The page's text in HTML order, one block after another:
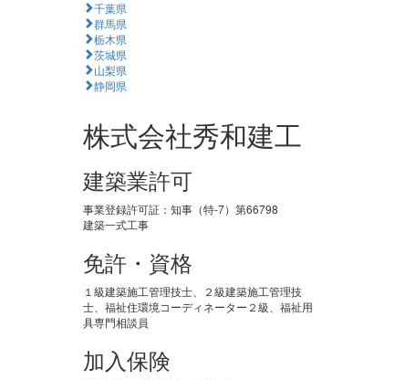
千葉県
群馬県
栃木県
茨城県
山梨県
静岡県
株式会社秀和建工
建築業許可
事業登録許可証：知事（特-7）第66798
建築一式工事
免許・資格
１級建築施工管理技士、２級建築施工管理技
士、福祉住環境コーディネーター２級、福祉用
具専門相談員
加入保険